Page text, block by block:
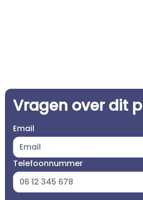
Vragen over dit
Email
Telefoonnummer